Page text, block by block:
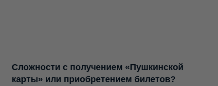
Сложности с получением «Пушкинской
карты» или приобретением билетов?